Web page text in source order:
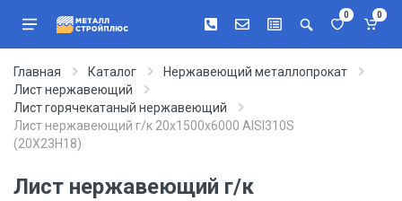
0 0
Главная Каталог
Нержавеющий металлопрокат
Лист нержавеющий
Лист горячекатаный нержавеющий
Лист нержавеющий г/к 20х1500х6000 AISI310S
(20Х23Н18)
Лист нержавеющий г/к